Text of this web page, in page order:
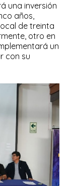
una inversión
años,
de treinta
otro en
un
con su